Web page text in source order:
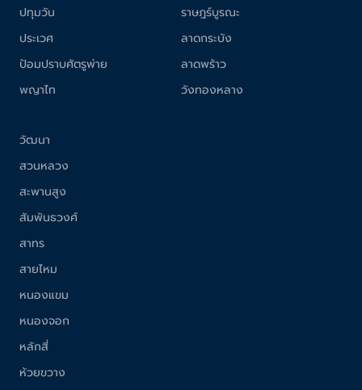
ปทุมวัน
ประเวศ
ป้อมปราบศัตรูพ่าย
พญาไท
ราษฎร์บูรณะ
ลาดกระบัง
ลาดพร้าว
วังทองหลาง
วัฒนา
สวนหลวง
สะพานสูง
สัมพันธวงศ์
สาทร
สายไหม
หนองแขม
หนองจอก
หลักสี่
ห้วยขวาง